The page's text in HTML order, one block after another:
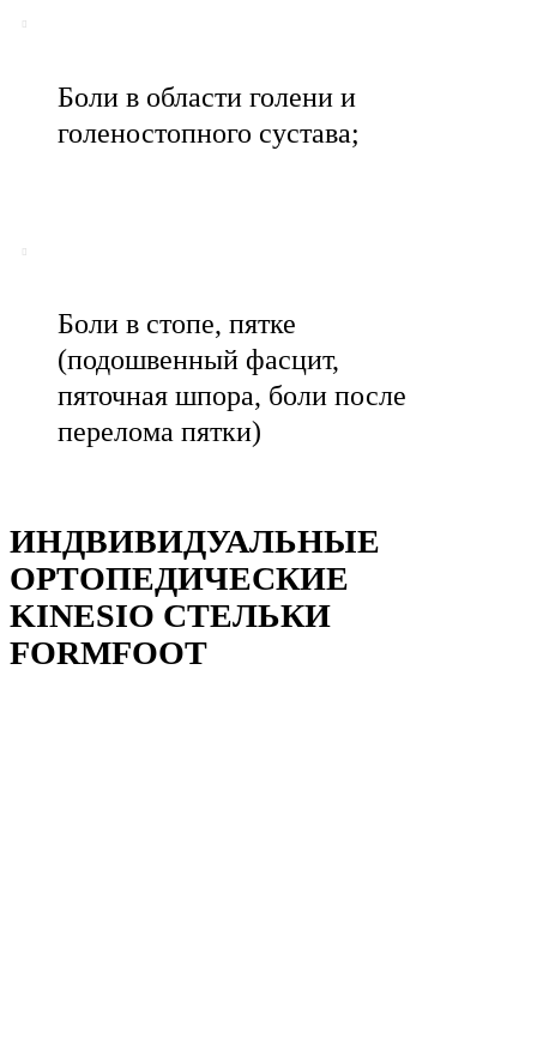
Боли в области голени и
голеностопного сустава;
Боли в стопе, пятке
(подошвенный фасцит,
пяточная шпора, боли после
перелома пятки)
ИНДВИВИДУАЛЬНЫЕ
ОРТОПЕДИЧЕСКИЕ
KINESIO СТЕЛЬКИ
FORMFOOT